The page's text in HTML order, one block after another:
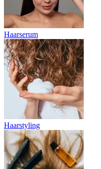
Haarserum
Haarstyling